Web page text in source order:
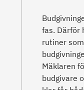
fas. Därför
rutiner
Mäklaren
budgivare